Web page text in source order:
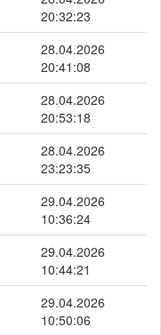
20:32:23
28.04.2026
20:41:08
28.04.2026
20:53:18
28.04.2026
23:23:35
29.04.2026
10:36:24
29.04.2026
10:44:21
29.04.2026
10:50:06